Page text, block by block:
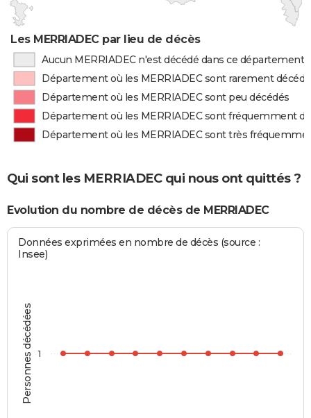
Les MERRIADEC par lieu de décès
Aucun MERRIADEC n'est décédé dans ce département
Département où les MERRIADEC sont rarement
Département où les MERRIADEC sont peu décédés
Département où les MERRIADEC sont fréquemment
Département où les MERRIADEC sont très
Qui sont les MERRIADEC qui nous ont quittés ?
Evolution du nombre de décès de MERRIADEC
Personnes décédées
Données exprimées en nombre de décès (source :
Insee)
1